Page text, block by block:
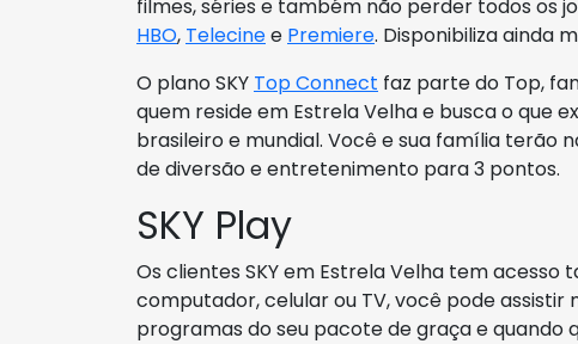
filmes, séries e também não perder todos os
HBO, Telecinee Premiere. Disponibiliza ainda
O plano SKY Top Connect faz parte do Top,
quem reside em Estrela Velha e busca o que
brasileiro e mundial. Você e sua família terão
de diversão e entretenimento para 3 pontos.
SKY Play
Os clientes SKY em Estrela Velha tem acesso
computador, celular ou TV, você pode assistir
programas do seu pacote de graça e quando